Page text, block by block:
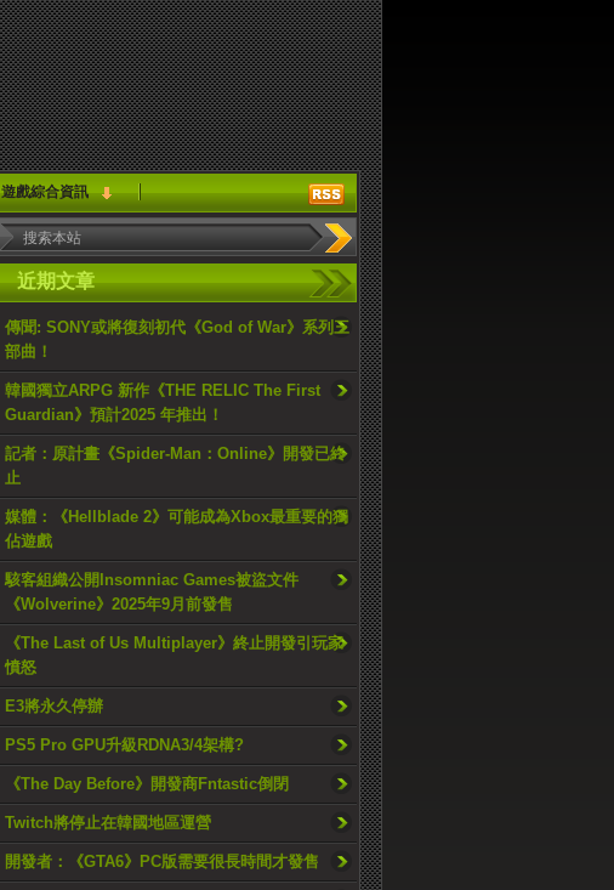
遊戲綜合資訊
近期文章
傳聞: SONY或將復刻初代《God of War》系列三
部曲！
韓國獨立ARPG 新作《THE RELIC The First
Guardian》預計2025 年推出！
記者：原計畫《Spider-Man：Online》開發已終
止
媒體：《Hellblade 2》可能成為Xbox最重要的獨
佔遊戲
駭客組織公開Insomniac Games被盜文件
《Wolverine》2025年9月前發售
《The Last of Us Multiplayer》終止開發引玩家
憤怒
E3將永久停辦
PS5 Pro GPU升級RDNA3/4架構?
《The Day Before》開發商Fntastic倒閉
Twitch將停止在韓國地區運營
開發者：《GTA6》PC版需要很長時間才發售